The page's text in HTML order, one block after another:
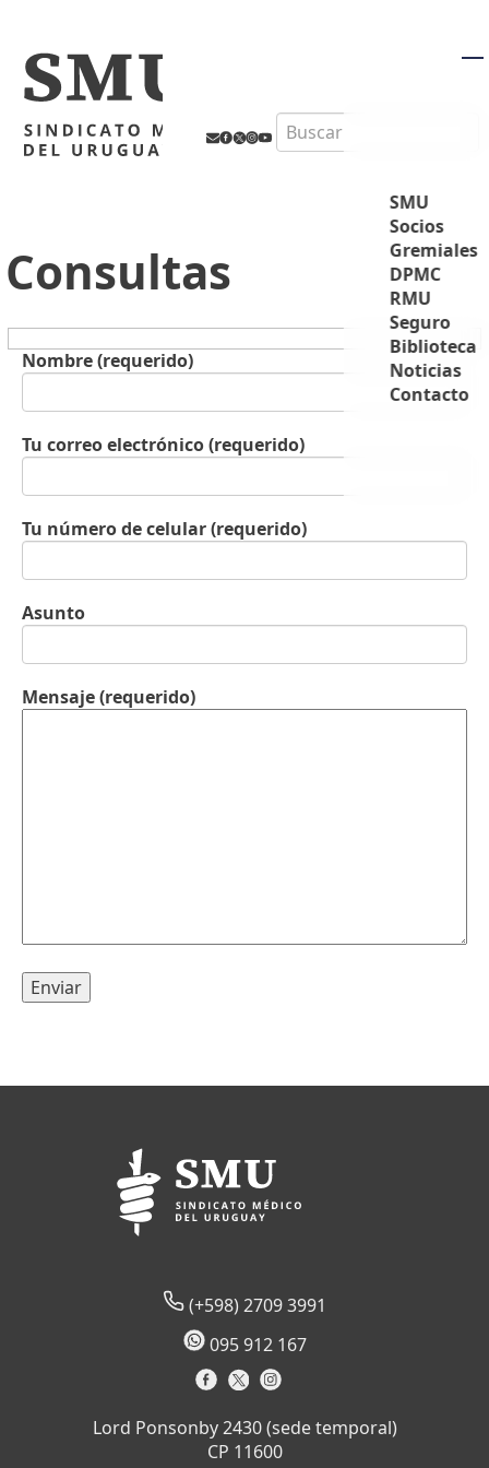
Search
SMU
Socios
Gremiales
DPMC
RMU
Seguro
Biblioteca
Noticias
Contacto
Consultas
Nombre (requerido)
Tu correo electrónico (requerido)
Tu número de celular (requerido)
Asunto
Mensaje (requerido)
(+598) 2709 3991
095 912 167
Lord Ponsonby 2430 (sede temporal)
CP 11600